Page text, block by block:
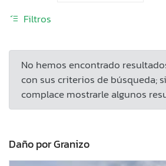
Filtros
No hemos encontrado
con sus criterios de búsqueda;
complace mostrarle algunos
Daño por Granizo